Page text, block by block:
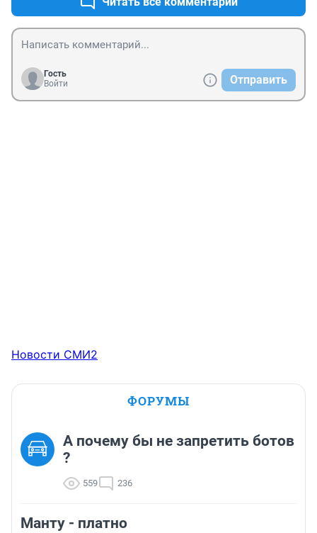
Гость
Войти
Отправить
Новости СМИ2
ФОРУМЫ
А почему бы не запретить ботов
?
559 236
Манту - платно